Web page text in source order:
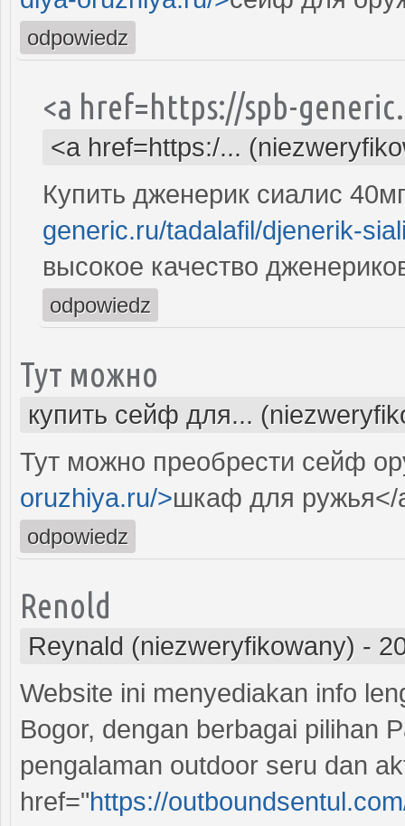
odpowiedz
<a href=https://spb-
<a href=https:/...
Купить дженерик сиалис
generic.ru/tadalafil/djenerik-
высокое качество
odpowiedz
Тут можно
купить сейф для...
Тут можно преобрести сейф
oruzhiya.ru/>шкаф для ружья</
odpowiedz
Renold
Reynald (niezweryfikowany) -
Website ini menyediakan info
Bogor, dengan berbagai pilihan
pengalaman outdoor seru dan
href="https://